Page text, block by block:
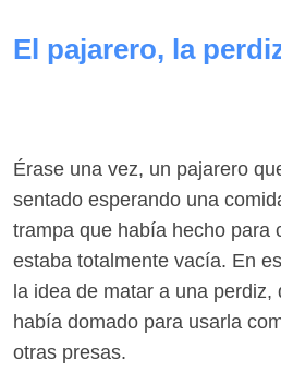
El pajarero, la
Érase una vez, un pajarero
sentado esperando una
trampa que había hecho para
estaba totalmente vacía. En
la idea de matar a una perdiz,
había domado para usarla
otras presas.